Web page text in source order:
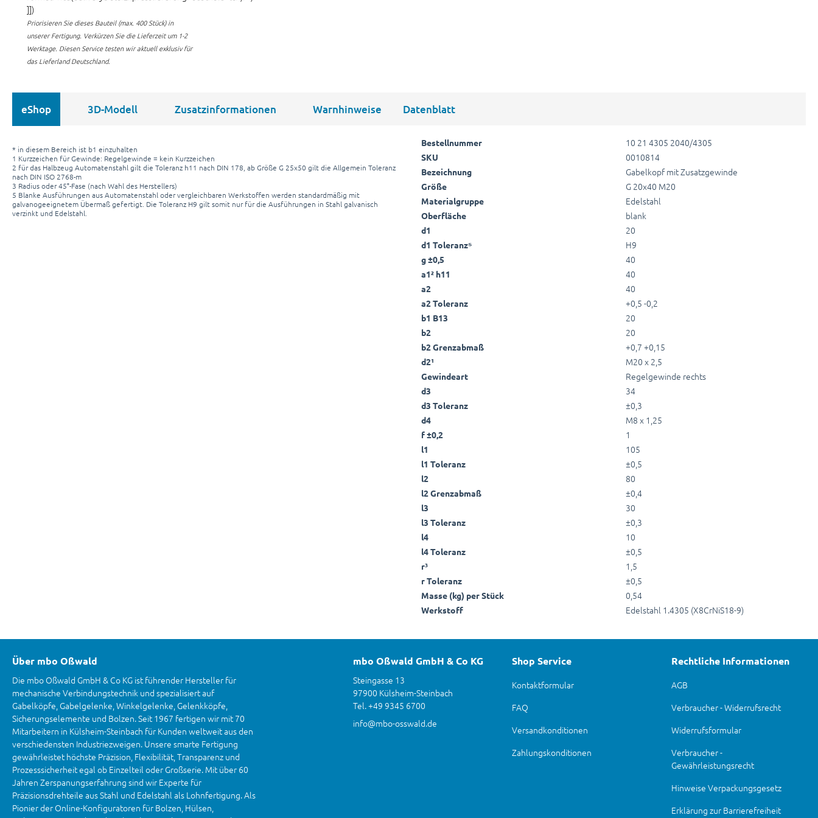
]])
Priorisieren Sie dieses Bauteil (max. 400 Stück) in
unserer Fertigung. Verkürzen Sie die Lieferzeit um 1-2
Werktage. Diesen Service testen wir aktuell exklusiv für
das Lieferland Deutschland.
eShop 3D-Modell Zusatzinformationen Warnhinweise Datenblatt
* in diesem Bereich ist b1 einzuhalten
1 Kurzzeichen für Gewinde: Regelgewinde = kein Kurzzeichen
2 für das Halbzeug Automatenstahl gilt die Toleranz h11 nach DIN 178, ab Größe G 25x50 gilt die Allgemein Toleranz
nach DIN ISO 2768-m
3 Radius oder 45°-Fase (nach Wahl des Herstellers)
5 Blanke Ausführungen aus Automatenstahl oder vergleichbaren Werkstoffen werden standardmäßig mit
galvanogeeignetem Übermaß gefertigt. Die Toleranz H9 gilt somit nur für die Ausführungen in Stahl galvanisch
verzinkt und Edelstahl.
Bestellnummer 10 21 4305 2040/4305
SKU 0010814
Bezeichnung Gabelkopf mit Zusatzgewinde
Größe G 20x40 M20
Materialgruppe Edelstahl
Oberfläche blank
d1 20
d1 Toleranz⁵ H9
g ±0,5 40
a1² h11 40
a2 40
a2 Toleranz +0,5 -0,2
b1 B13 20
b2 20
b2 Grenzabmaß +0,7 +0,15
d2¹ M20 x 2,5
Gewindeart Regelgewinde rechts
d3 34
d3 Toleranz ±0,3
d4 M8 x 1,25
f ±0,2 1
l1 105
l1 Toleranz ±0,5
l2 80
l2 Grenzabmaß ±0,4
l3 30
l3 Toleranz ±0,3
l4 10
l4 Toleranz ±0,5
r³ 1,5
r Toleranz ±0,5
Masse (kg) per Stück 0,54
Werkstoff Edelstahl 1.4305 (X8CrNiS18-9)
Über mbo Oßwald
Die mbo Oßwald GmbH & Co KG ist führender Hersteller für
mechanische Verbindungstechnik und spezialisiert auf
Gabelköpfe, Gabelgelenke, Winkelgelenke, Gelenkköpfe,
Sicherungselemente und Bolzen. Seit 1967 fertigen wir mit 70
Mitarbeitern in Külsheim-Steinbach für Kunden weltweit aus den
verschiedensten Industriezweigen. Unsere smarte Fertigung
gewährleistet höchste Präzision, Flexibilität, Transparenz und
Prozesssicherheit egal ob Einzelteil oder Großserie. Mit über 60
Jahren Zerspanungserfahrung sind wir Experte für
Präzisionsdrehteile aus Stahl und Edelstahl als Lohnfertigung. Als
Pionier der Online-Konfiguratoren für Bolzen, Hülsen,
mbo Oßwald GmbH & Co KG
Steingasse 13
97900 Külsheim-Steinbach
Tel. +49 9345 6700
info@mbo-osswald.de
Shop Service
Kontaktformular
FAQ
Versandkonditionen
Zahlungskonditionen
Rechtliche Informationen
AGB
Verbraucher - Widerrufsrecht
Widerrufsformular
Verbraucher -
Gewährleistungsrecht
Hinweise Verpackungsgesetz
Erklärung zur Barrierefreiheit